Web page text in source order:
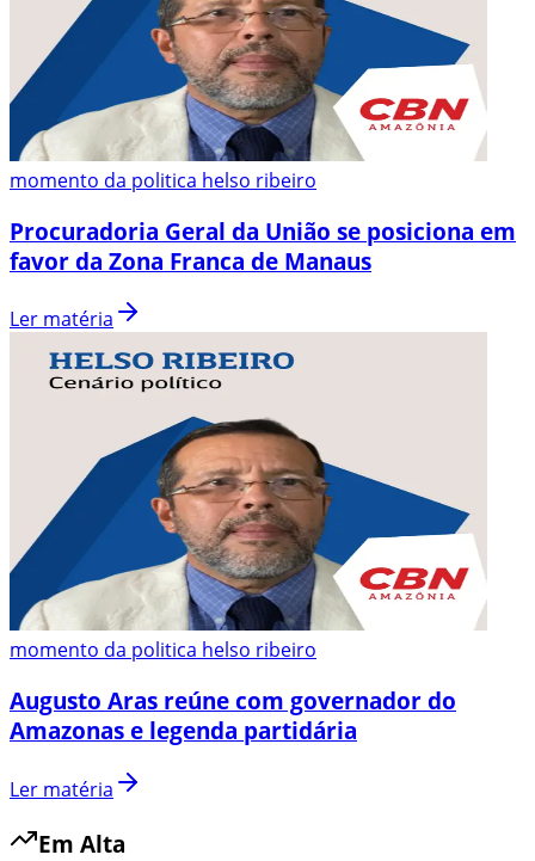
momento da politica helso ribeiro
Procuradoria Geral da União se posiciona em
favor da Zona Franca de Manaus
Ler matéria
momento da politica helso ribeiro
Augusto Aras reúne com governador do
Amazonas e legenda partidária
Ler matéria
Em Alta